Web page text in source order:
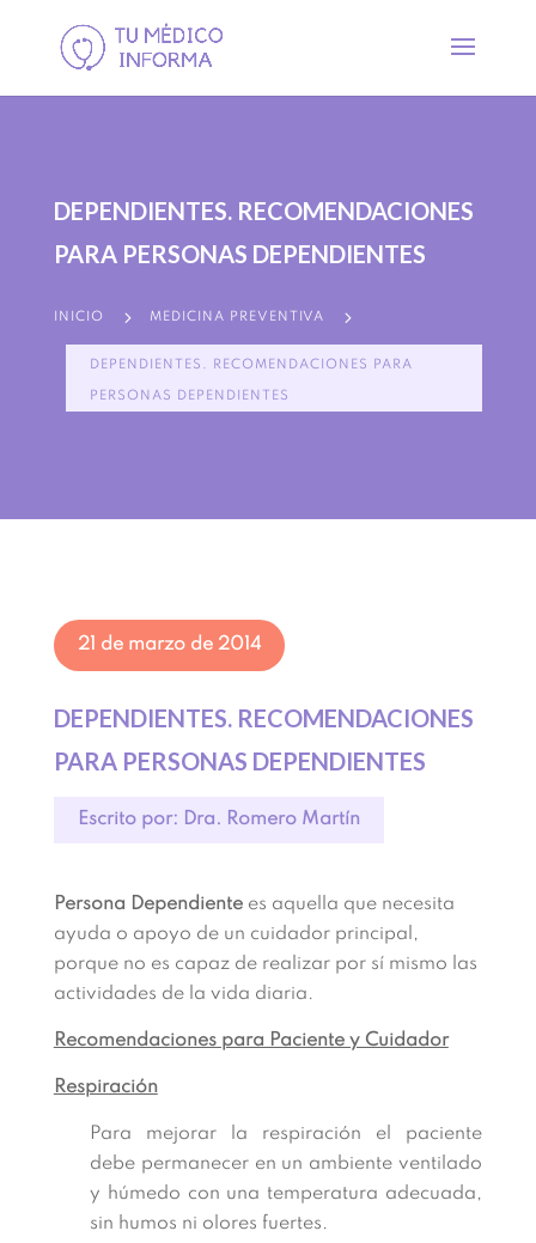
DEPENDIENTES. RECOMENDACIONES
PARA PERSONAS DEPENDIENTES
INICIO 5 MEDICINA PREVENTIVA 5
DEPENDIENTES. RECOMENDACIONES PARA
PERSONAS DEPENDIENTES
21 de marzo de 2014
DEPENDIENTES. RECOMENDACIONES
PARA PERSONAS DEPENDIENTES
Escrito por: Dra. Romero Martín
Persona Dependientees aquella que necesita
ayuda o apoyo de un cuidador principal,
porque no es capaz de realizar por sí mismo las
actividades de la vida diaria.
Recomendaciones para Paciente y Cuidador
Respiración
Para mejorar la respiración el paciente
debe permanecer en un ambiente ventilado
y húmedo con una temperatura adecuada,
sin humos ni olores fuertes.